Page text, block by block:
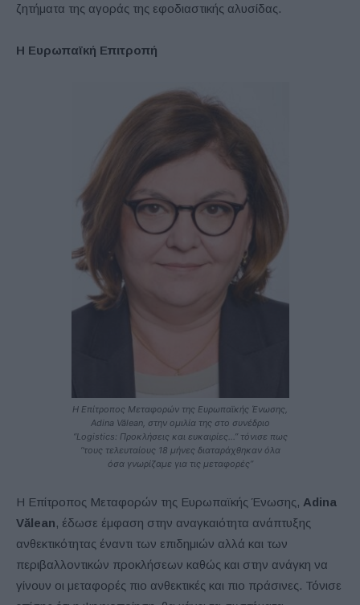
ζητήματα της αγοράς της εφοδιαστικής αλυσίδας.
Η Ευρωπαϊκή Επιτροπή
Η Επίτροπος Μεταφορών της Ευρωπαϊκής Ένωσης,
Adina Vălean, στην ομιλία της στο συνέδριο
“Logistics: Προκλήσεις και ευκαιρίες…” τόνισε πως
“τους τελευταίους 18 μήνες διαταράχθηκαν όλα
όσα γνωρίζαμε για τις μεταφορές”
Η Επίτροπος Μεταφορών της Ευρωπαϊκής Ένωσης, Adina
Vălean, έδωσε έμφαση στην αναγκαιότητα ανάπτυξης
ανθεκτικότητας έναντι των επιδημιών αλλά και των
περιβαλλοντικών προκλήσεων καθώς και στην ανάγκη να
γίνουν οι μεταφορές πιο ανθεκτικές και πιο πράσινες. Τόνισε